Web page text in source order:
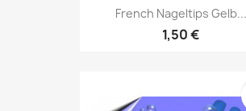
French Nageltips Gelb...
1,50 €